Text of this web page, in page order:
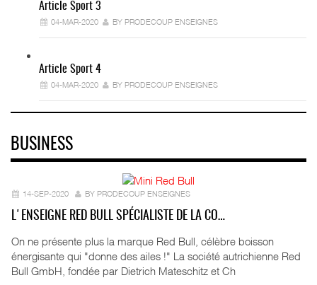
Article Sport 3
04-MAR-2020 BY PRODECOUP ENSEIGNES
Article Sport 4
04-MAR-2020 BY PRODECOUP ENSEIGNES
BUSINESS
14-SEP-2020 BY PRODECOUP ENSEIGNES
L'ENSEIGNE RED BULL SPÉCIALISTE DE LA CO…
On ne présente plus la marque Red Bull, célèbre boisson
énergisante qui "donne des ailes !" La société autrichienne Red
Bull GmbH, fondée par Dietrich Mateschitz et Ch